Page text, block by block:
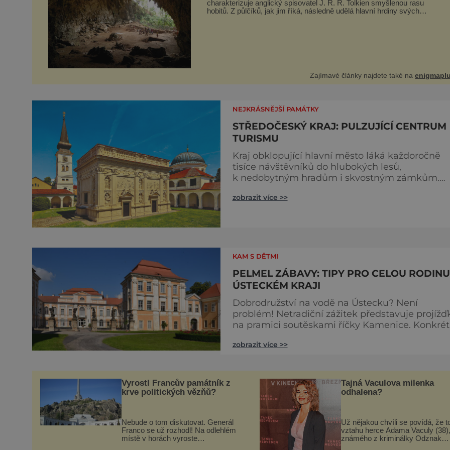
charakterizuje anglický spisovatel J. R. R. Tolkien smyšlenou rasu
hobitů. Z půlčíků, jak jim říká, následně udělá hlavní hrdiny svých
Zajímavé články najdete také na
NEJKRÁSNĚJŠÍ PAMÁTKY
STŘEDOČESKÝ KRAJ: PULZUJÍCÍ CENTRUM
TURISMU
Kraj obklopující hlavní město láká každoročně
tisíce návštěvníků do hlubokých lesů,
k nedobytným hradům i skvostným zámkům.
technické památky i malebná náměstí. Itálie v
byla první stavba to
zobrazit více >>
KAM S DĚTMI
PELMEL ZÁBAVY: TIPY PRO CELOU
ÚSTECKÉM KRAJI
Dobrodružství na vodě na Ústecku? Není
problém! Netradiční zážitek představuje
na pramici soutěskami říčky Kamenice.
paměti, že trasu je možné absolvovat pouze od
výjimečných živočišných druhů – zejména
rojovníka bahenního nebo ledňáčka
zobrazit více >>
Vyrostl Francův památník z
krve politických vězňů?
Nebude o tom diskutovat. Generál
Franco se už rozhodl! Na odlehlém
místě v horách vyroste
Tajná Vaculova milenka
odhalena?
Už nějakou chvíli se povídá, že
vztahu herce Adama Vaculy (38),
známého z kriminálky Odznak